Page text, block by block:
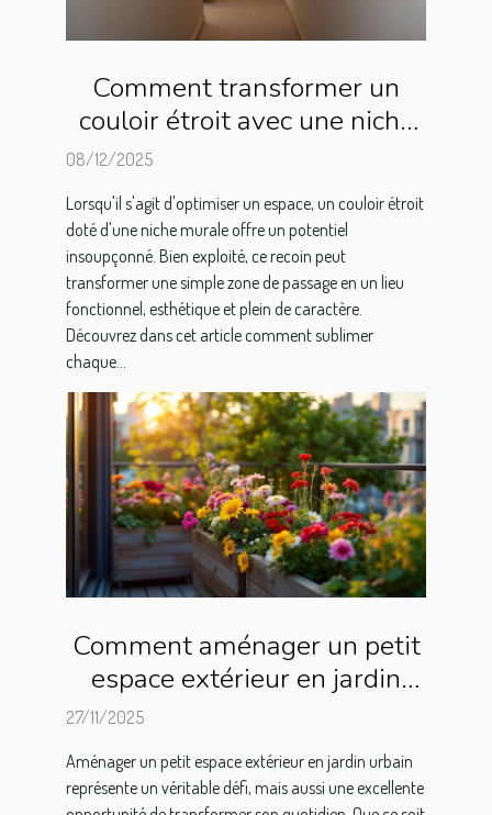
Comment transformer un
couloir étroit avec une niche
08/12/2025
Lorsqu'il s'agit d'optimiser un espace, un couloir étroit
doté d'une niche murale offre un potentiel
insoupçonné. Bien exploité, ce recoin peut
transformer une simple zone de passage en un lieu
fonctionnel, esthétique et plein de caractère.
Découvrez dans cet article comment sublimer
chaque...
Comment aménager un petit
espace extérieur en jardin
27/11/2025
Aménager un petit espace extérieur en jardin urbain
représente un véritable défi, mais aussi une excellente